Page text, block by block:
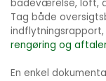
badeværelse, loft,
Tag både
rengøring og
En enkel